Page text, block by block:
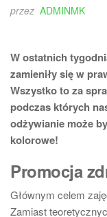
przez ADMINMK
W ostatnich
zamieniły się w
Wszystko to za
podczas których
odżywianie może
kolorowe!
Promocja
Głównym celem
Zamiast